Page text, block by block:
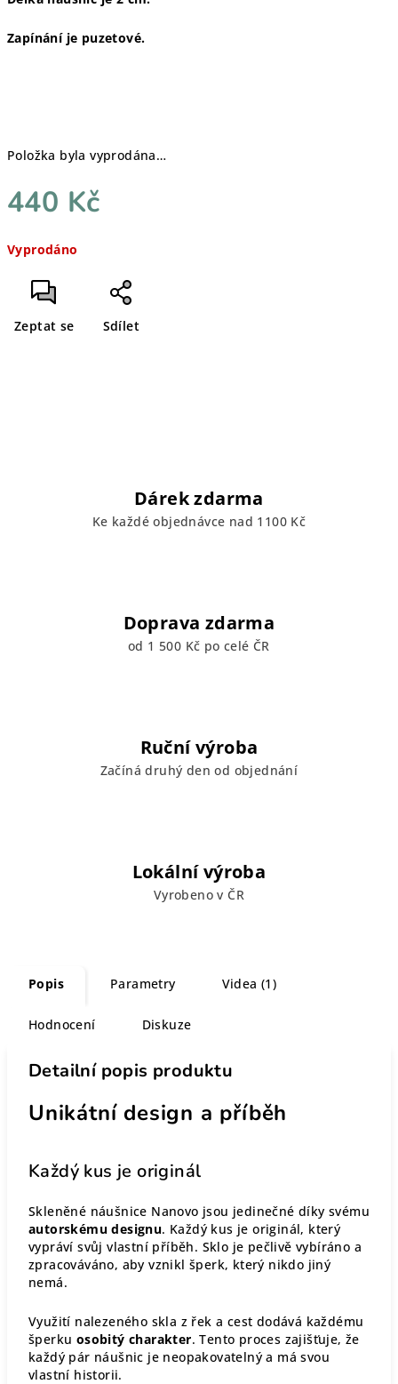
Zapínání je puzetové.
Položka byla vyprodána…
440 Kč
cena:
Vyprodáno
Zeptat se Sdílet
Dárek zdarma
Ke každé objednávce nad 1100 Kč
Doprava zdarma
od 1 500 Kč po celé ČR
Ruční výroba
Začíná druhý den od objednání
Lokální výroba
Vyrobeno v ČR
Popis Parametry Videa (1)
Hodnocení Diskuze
Detailní popis produktu
Unikátní design a příběh
Každý kus je originál
Skleněné náušnice Nanovo jsou jedinečné díky svému
autorskému designu. Každý kus je originál, který
vypráví svůj vlastní příběh. Sklo je pečlivě vybíráno a
zpracováváno, aby vznikl šperk, který nikdo jiný
nemá.
Využití nalezeného skla z řek a cest dodává každému
šperku osobitý charakter. Tento proces zajišťuje, že
každý pár náušnic je neopakovatelný a má svou
vlastní historii.